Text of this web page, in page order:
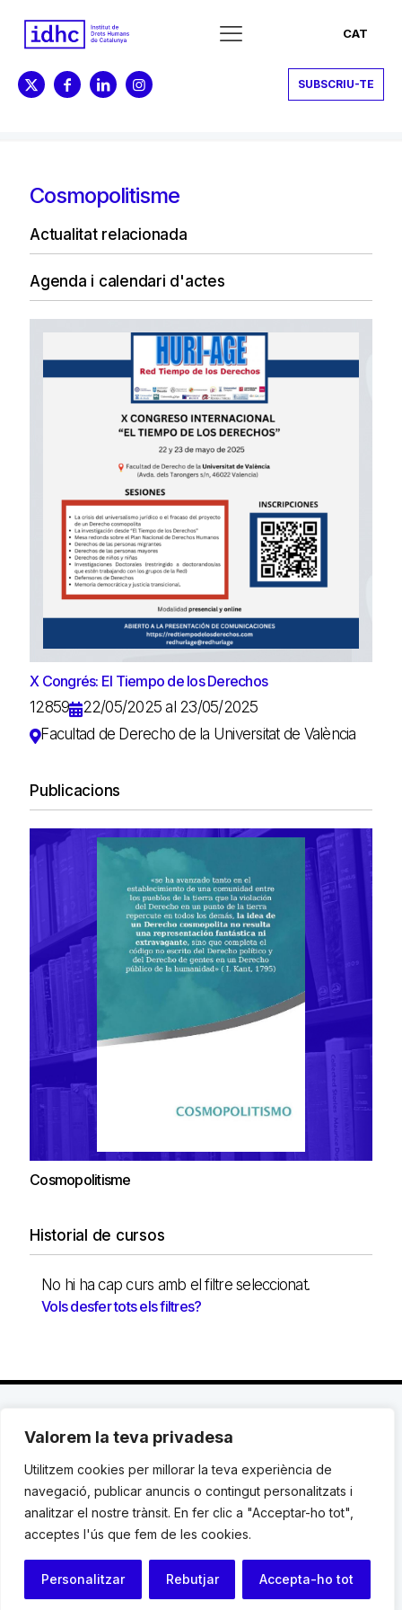
Valorem la teva privadesa
Utilitzem cookies per millorar la teva experiència de
navegació, publicar anuncis o contingut personalitzats i
analitzar el nostre trànsit. En fer clic a "Acceptar-ho tot",
acceptes l'ús que fem de les cookies.
Personalitzar Rebutjar Accepta-ho tot
CAT
SUBSCRIU-TE
Cosmopolitisme
Actualitat relacionada
Agenda i calendari d'actes
X Congrés: El Tiempo de los Derechos
12859
22/05/2025 al 23/05/2025
Facultad de Derecho de la Universitat de València
Publicacions
Cosmopolitisme
Historial de cursos
No hi ha cap curs amb el filtre seleccionat.
Vols desfer tots els filtres?
C. Avinyó 44, 2n | 08002 Barcelona |
119 03 72|institut@idhc.org
© Institut de Drets Humans de Catalunya.
Avis legal|Cookies|Contacte
Programació web: Space Bits